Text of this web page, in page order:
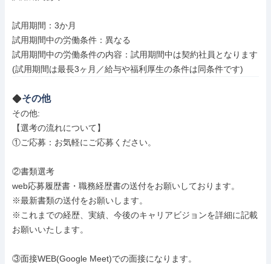
試用期間：3か月
試用期間中の労働条件：異なる
試用期間中の労働条件の内容：試用期間中は契約社員となります
(試用期間は最長3ヶ月／給与や福利厚生の条件は同条件です)
その他
その他:
【選考の流れについて】
①ご応募：お気軽にご応募ください。
②書類選考
web応募履歴書・職務経歴書の送付をお願いしております。
※最新書類の送付をお願いします。
※これまでの経歴、実績、今後のキャリアビジョンを詳細に記載
お願いいたします。
③面接WEB(Google Meet)での面接になります。